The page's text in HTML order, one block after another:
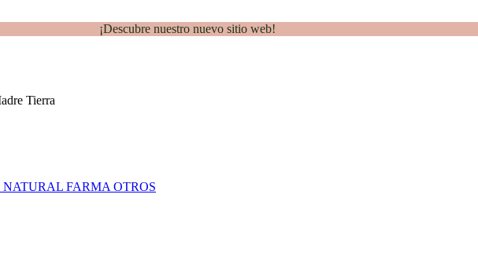
¡Descubre nuestro nuevo sitio web!
NATURAL FARMA OTROS